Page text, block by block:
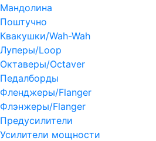
Мандолина
Поштучно
Квакушки/Wah-Wah
Луперы/Loop
Октаверы/Octaver
Педалборды
Фленджеры/Flanger
Флэнжеры/Flanger
Предусилители
Усилители мощности